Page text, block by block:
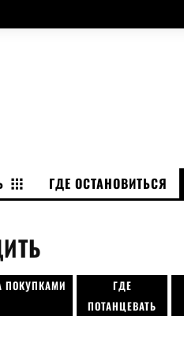
ГДЕ ОСТАНОВИТЬСЯ
ПОКУПКАМИ
ГДЕ
ПОТАНЦЕВАТЬ